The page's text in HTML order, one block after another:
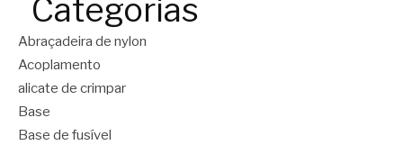
Categorias
Abraçadeira de nylon
Acoplamento
alicate de crimpar
Base
Base de fusível